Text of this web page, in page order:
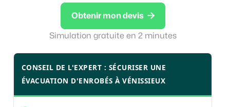
Obtenir mon devis 
Simulation gratuite en 2 minutes
CONSEIL DE L'EXPERT : SÉCURISER UNE
ÉVACUATION D'ENROBÉS À VÉNISSIEUX